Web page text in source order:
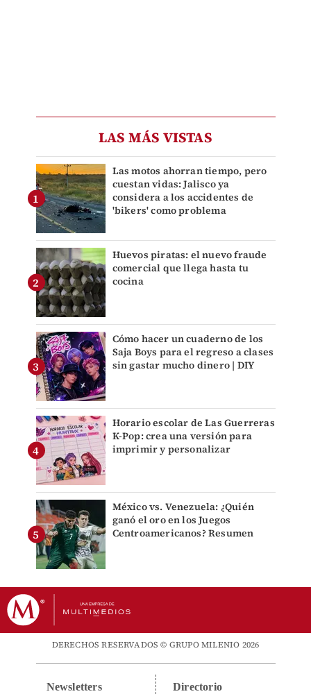
LAS MÁS VISTAS
Las motos ahorran tiempo, pero
cuestan vidas: Jalisco ya
considera a los accidentes de
'bikers' como problema
Huevos piratas: el nuevo fraude
comercial que llega hasta tu
cocina
Cómo hacer un cuaderno de los
Saja Boys para el regreso a clases
sin gastar mucho dinero | DIY
Horario escolar de Las Guerreras
K-Pop: crea una versión para
imprimir y personalizar
México vs. Venezuela: ¿Quién
ganó el oro en los Juegos
Centroamericanos? Resumen
DERECHOS RESERVADOS © GRUPO MILENIO 2026
Newsletters Directorio